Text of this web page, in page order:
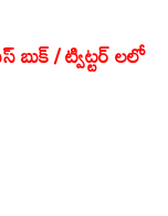
/ ట్విట్టర్ లలో